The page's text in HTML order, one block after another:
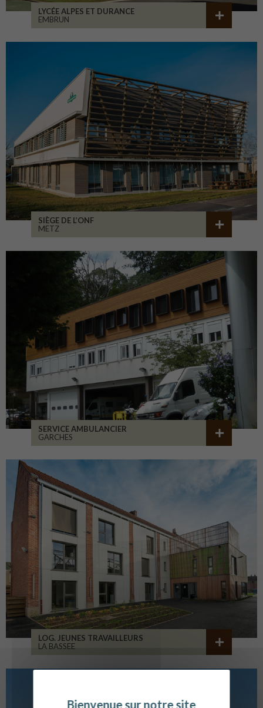
LYCÉE ALPES ET DURANCE
EMBRUN
SIÈGE DE L’ONF
METZ
SERVICE AMBULANCIER
GARCHES
LOG. JEUNES TRAVAILLEURS
LA BASSEE